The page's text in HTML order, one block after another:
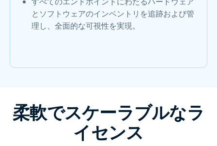
とソフトウェアのインベントリを追跡および管
理し、全面的な可視性を実現。
柔軟でスケーラブルなラ
イセンス